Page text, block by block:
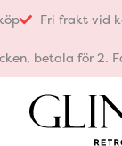
Fri frakt vid
betala för 2.